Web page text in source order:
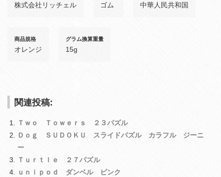
株式会社リッチェル ゴム 中華人民共和国
商品規格
オレンジ
グラム換算重量
15g
関連投稿:
Ｔｗｏ Ｔｏｗｅｒｓ ２３パズル
Ｄｏｇ ＳＵＤＯＫＵ スライドパズル カラフル ジーニ
ー
Ｔｕｒｔｌｅ ２７パズル
ｕｎｉｐｏｄ ダンベル ピンク